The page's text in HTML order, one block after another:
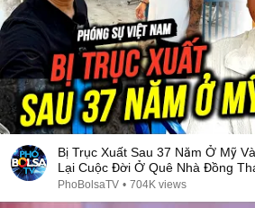
Bị Trục Xuất Sau 37 Năm Ở Mỹ
Lại Cuộc Đời Ở Quê Nhà Đồng
PhoBolsaTV • 704K views